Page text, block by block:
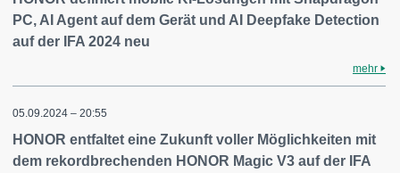
PC, AI Agent auf dem Gerät und AI Deepfake Detection
auf der IFA 2024 neu
mehr
05.09.2024 – 20:55
HONOR entfaltet eine Zukunft voller Möglichkeiten mit
dem rekordbrechenden HONOR Magic V3 auf der IFA